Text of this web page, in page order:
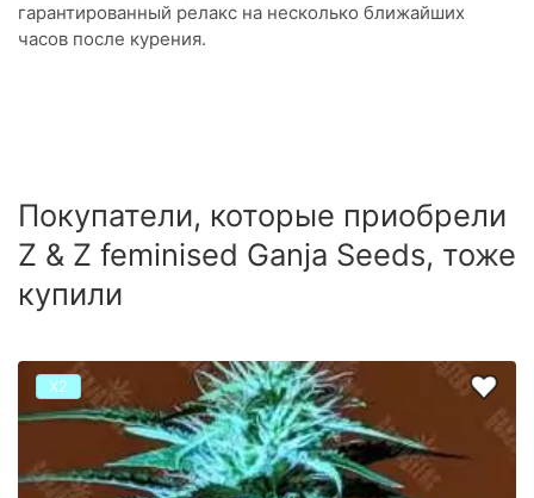
гарантированный релакс на несколько ближайших
часов после курения.
Покупатели, которые приобрели
Z & Z feminised Ganja Seeds, тоже
купили
Х2